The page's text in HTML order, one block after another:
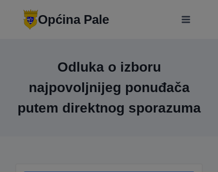
Općina Pale
Odluka o izboru
najpovoljnijeg ponuđača
putem direktnog sporazuma